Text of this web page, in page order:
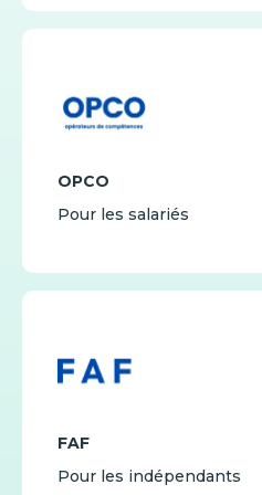
OPCO
Pour les salariés
FAF
Pour les indépendants